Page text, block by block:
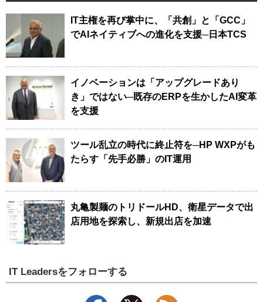
IT主権を再び掌中に、「共創」と「GCC」
でAIネイティブへの進化を支援─日本TCS
イノベーションは「アップグレードあり
き」ではない─既存のERPを生かしたAI変革
を支援
ツール乱立の時代に終止符を─HP WXPがも
たらす「先手必勝」のIT運用
丸亀製麺のトリドールHD、衛星データで出
店用地を探索し、新規出店を加速
IT Leadersをフォローする